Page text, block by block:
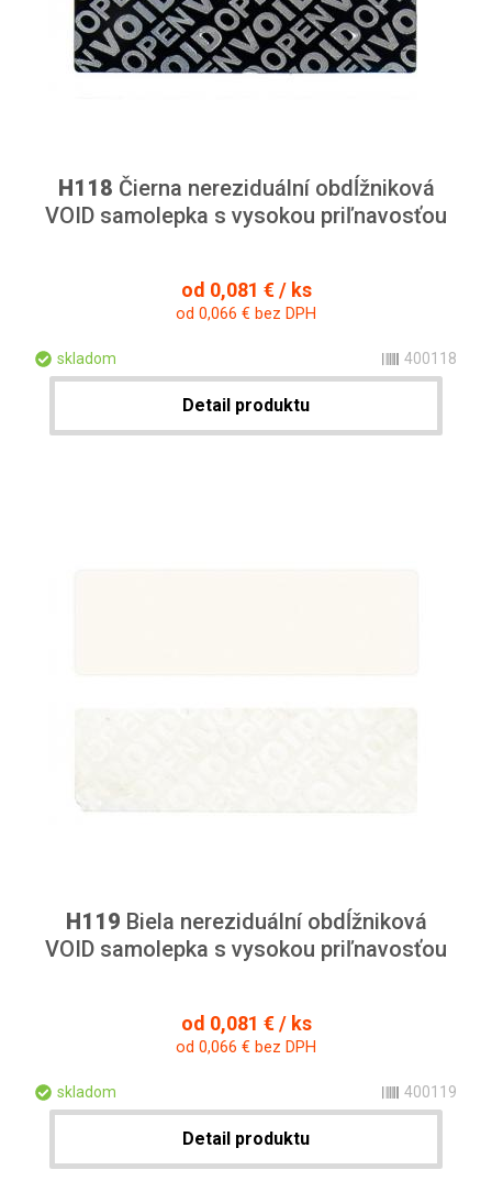
H118 Čierna nereziduální obdĺžniková
VOID samolepka s vysokou priľnavosťou
od 0,081 € / ks
od 0,066 € bez DPH
skladom 400118
Detail produktu
H119 Biela nereziduální obdĺžniková
VOID samolepka s vysokou priľnavosťou
od 0,081 € / ks
od 0,066 € bez DPH
skladom 400119
Detail produktu